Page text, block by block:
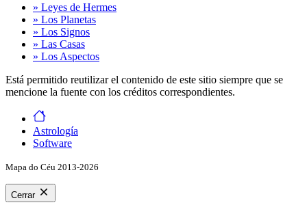
» Leyes de Hermes
» Los Planetas
» Los Signos
» Las Casas
» Los Aspectos
Está permitido reutilizar el contenido de este sitio siempre que se
mencione la fuente con los créditos correspondientes.
Astrología
Software
Mapa do Céu 2013-2026
Cerrar